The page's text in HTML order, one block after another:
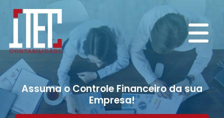
Assuma o Controle Financeiro da sua
Empresa!